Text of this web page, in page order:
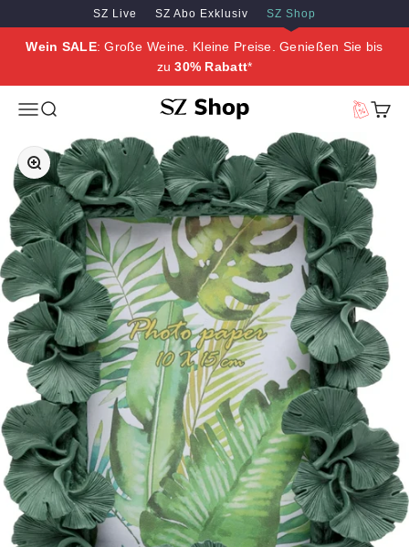
Zum Inhalt springen
Zum Hauptinhalt springen
SZ Live SZ Abo Exklusiv SZ Shop
Wein SALE: Große Weine. Kleine Preise. Genießen Sie bis
zu30% Rabatt*
MenüSuche SZ Erleben
Bild vergrößern